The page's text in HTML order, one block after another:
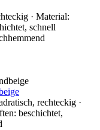
· Material:
schnell
rechteckig ·
beschichtet,